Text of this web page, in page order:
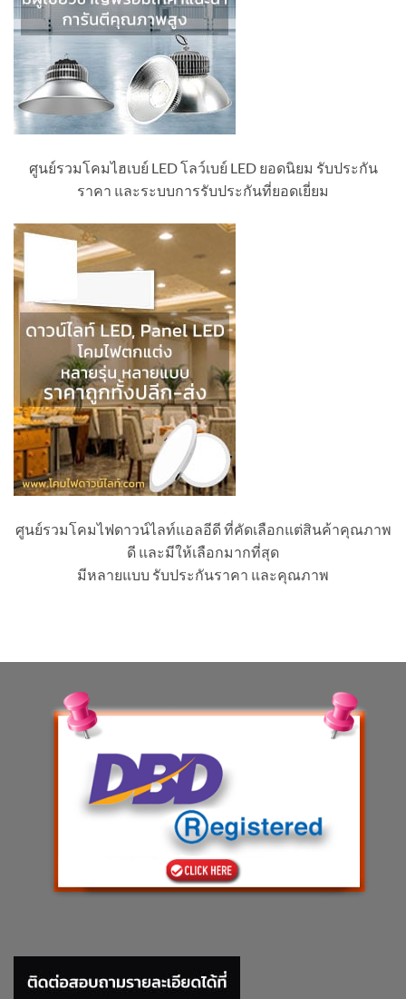
ศูนย์รวมโคมไฮเบย์ LED โลว์เบย์ LED ยอดนิยม รับประกัน
ราคา และระบบการรับประกันที่ยอดเยี่ยม
ศูนย์รวมโคมไฟดาวน์ไลท์แอลอีดี ที่คัดเลือกแต่สินค้าคุณภาพ
ดี และมีให้เลือกมากที่สุด
มีหลายแบบ รับประกันราคา และคุณภาพ